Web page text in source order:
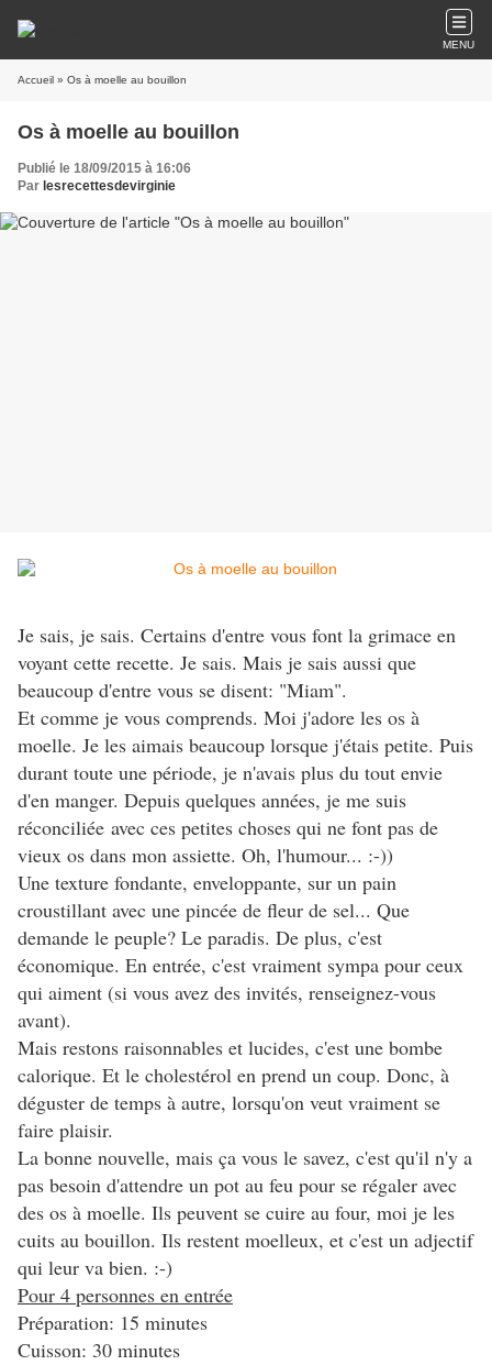
MENU
Accueil » Os à moelle au bouillon
Os à moelle au bouillon
Publié le 18/09/2015 à 16:06
Par lesrecettesdevirginie
Je sais, je sais. Certains d'entre vous font la grimace en
voyant cette recette. Je sais. Mais je sais aussi que
beaucoup d'entre vous se disent: "Miam".
Et comme je vous comprends. Moi j'adore les os à
moelle. Je les aimais beaucoup lorsque j'étais petite. Puis
durant toute une période, je n'avais plus du tout envie
d'en manger. Depuis quelques années, je me suis
réconciliée avec ces petites choses qui ne font pas de
vieux os dans mon assiette. Oh, l'humour... :-))
Une texture fondante, enveloppante, sur un pain
croustillant avec une pincée de fleur de sel... Que
demande le peuple? Le paradis. De plus, c'est
économique. En entrée, c'est vraiment sympa pour ceux
qui aiment (si vous avez des invités, renseignez-vous
avant).
Mais restons raisonnables et lucides, c'est une bombe
calorique. Et le cholestérol en prend un coup. Donc, à
déguster de temps à autre, lorsqu'on veut vraiment se
faire plaisir.
La bonne nouvelle, mais ça vous le savez, c'est qu'il n'y a
pas besoin d'attendre un pot au feu pour se régaler avec
des os à moelle. Ils peuvent se cuire au four, moi je les
cuits au bouillon. Ils restent moelleux, et c'est un adjectif
qui leur va bien. :-)
Pour 4 personnes en entrée
Préparation: 15 minutes
Cuisson: 30 minutes